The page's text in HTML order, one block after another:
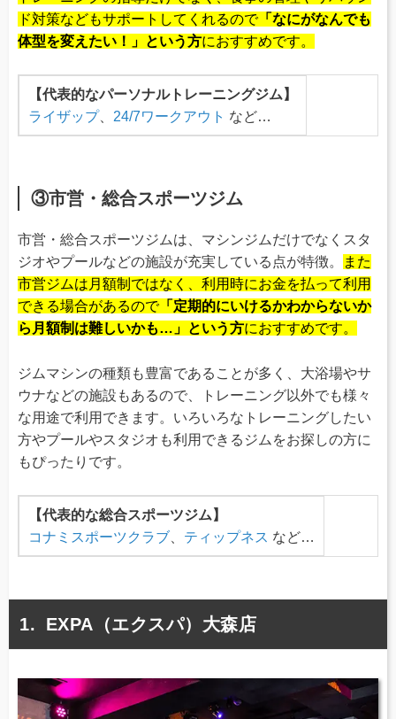
ド対策などもサポートしてくれるので「なにがなんでも
体型を変えたい！」という方におすすめです。
【代表的なパーソナルトレーニングジム】
ライザップ、 24/7ワークアウト など…
③市営・総合スポーツジム
市営・総合スポーツジムは、マシンジムだけでなくスタ
ジオやプールなどの施設が充実している点が特徴。
また
市営ジムは月額制ではなく、利用時にお金を払って利用
できる場合があるので「定期的にいけるかわからないか
ら月額制は難しいかも…」という方におすすめです。
ジムマシンの種類も豊富であることが多く、大浴場やサ
ウナなどの施設もあるので、トレーニング以外でも様々
な用途で利用できます。いろいろなトレーニングしたい
方やプールやスタジオも利用できるジムをお探しの方に
もぴったりです。
【代表的な総合スポーツジム】
コナミスポーツクラブ、 ティップネス など…
EXPA（エクスパ）大森店